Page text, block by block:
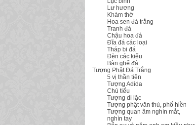
Lư hương
Khám thờ
Hoa sen đá trắng
Tranh đá
Chậu hoa đá
Đĩa đá các loại
Tháp bi đá
Đèn các kiểu
Bàn ghế đá
Tượng Phật Đá Trắng
5 vị thần tiên
Tượng Adida
Chú tiểu
Tượng di lặc
Tượng phật văn thù, phổ hiền
Tượng quan âm nghìn mắt,
nghìn tay